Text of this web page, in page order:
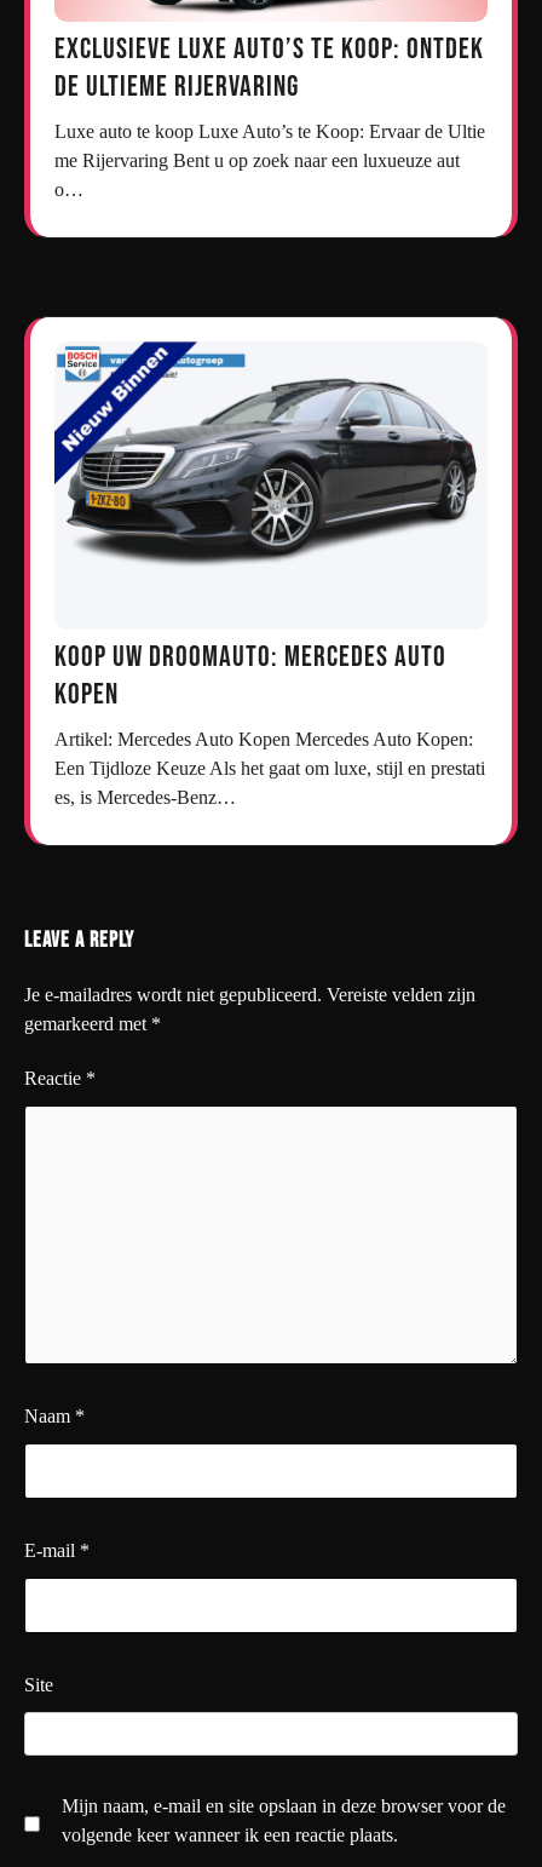
Exclusieve Luxe Auto’s te Koop: Ontdek
de Ultieme Rijervaring
Luxe auto te koop Luxe Auto’s te Koop: Ervaar de Ultie
me Rijervaring Bent u op zoek naar een luxueuze aut
o…
Koop uw droomauto: Mercedes auto
kopen
Artikel: Mercedes Auto Kopen Mercedes Auto Kopen:
Een Tijdloze Keuze Als het gaat om luxe, stijl en prestati
es, is Mercedes-Benz…
Leave a Reply
Je e-mailadres wordt niet gepubliceerd. Vereiste velden zijn
gemarkeerd met *
Reactie *
Naam *
E-mail *
Site
Mijn naam, e-mail en site opslaan in deze browser voor de
volgende keer wanneer ik een reactie plaats.